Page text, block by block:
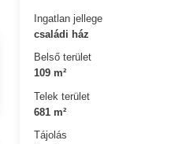
Ingatlan jellege
családi ház
Belső terület
109 m²
Telek terület
681 m²
Tájolás